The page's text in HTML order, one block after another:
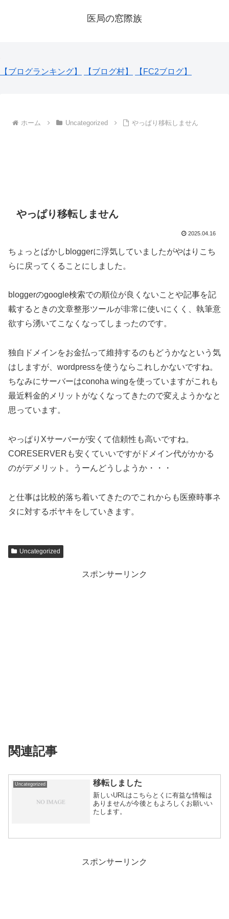
医局の窓際族
【ブログランキング】 【ブログ村】 【FC2ブログ】
ホーム Uncategorized やっぱり移転しません
やっぱり移転しません
2025.04.16
ちょっとばかしbloggerに浮気していましたがやはりこち
らに戻ってくることにしました。
bloggerのgoogle検索での順位が良くないことや記事を記
載するときの文章整形ツールが非常に使いにくく、執筆意
欲すら湧いてこなくなってしまったのです。
独自ドメインをお金払って維持するのもどうかなという気
はしますが、wordpressを使うならこれしかないですね。
ちなみにサーバーはconoha wingを使っていますがこれも
最近料金的メリットがなくなってきたので変えようかなと
思っています。
やっぱりXサーバーが安くて信頼性も高いですね。
CORESERVERも安くていいですがドメイン代がかかる
のがデメリット。うーんどうしようか・・・
と仕事は比較的落ち着いてきたのでこれからも医療時事ネ
タに対するボヤキをしていきます。
Uncategorized
スポンサーリンク
関連記事
Uncategorized 移転しました
新しいURLはこちらとくに有益な情報は
ありませんが今後ともよろしくお願いい
たします。
スポンサーリンク